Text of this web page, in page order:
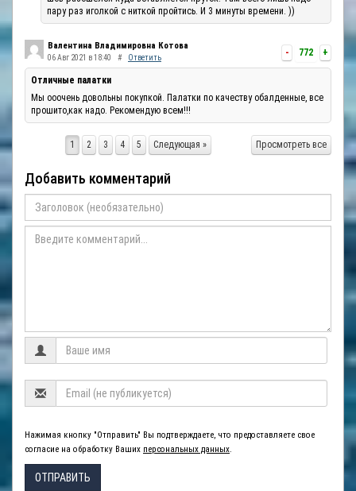
пару раз иголкой с ниткой пройтись. И 3 минуты времени. ))
- 772 +
Валентина Владимировна Котова
06 Авг 2021 в 18:40 # Ответить
Отличные палатки
Мы ооочень довольны покупкой. Палатки по качеству обалденные, все
прошито,как надо. Рекомендую всем!!!
Просмотреть все
1 2 3 4 5 Следующая »
Добавить комментарий
Нажимая кнопку "Отправить" Вы подтверждаете, что предоставляете свое
согласие на обработку Ваших персональных данных.
ОТПРАВИТЬ